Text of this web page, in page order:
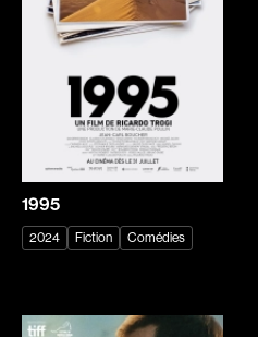
Brassard Marie
Brault Virginie
Brennan Jason
Brie Claude
Broca Philippe de
Cabrera Dominique
Campeau Éric
Cardinal Roger
1995
2024 Fiction Comédies